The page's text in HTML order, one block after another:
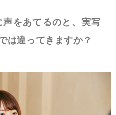
をあてるのと、実写
は違ってきますか？